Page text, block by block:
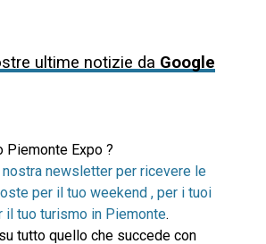
ultime notizie da Google
Piemonte Expo ?
nostra newsletter per ricevere le
per il tuo weekend , per i tuoi
il tuo turismo in Piemonte.
tutto quello che succede con